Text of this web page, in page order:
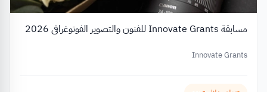
مسابقة Innovate Grants للفنون والتصوير الفوتوغرافي 2026
Innovate Grants